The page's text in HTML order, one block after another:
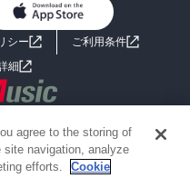
男子向けラノベ
小説
海外小説
SF
お問い合わせ
シー
ご利用条件
細
Entertainment(Japan) Inc.
domestic market only
agree to the storing of
navigation, analyze
efforts.
Cookie